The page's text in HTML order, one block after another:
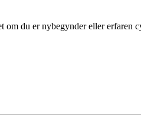
om du er nybegynder eller erfaren